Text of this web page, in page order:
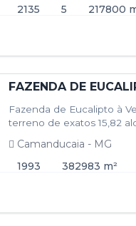
2135 5 217800
FAZENDA DE
Fazenda de Eucalipto à
terreno de exatos 15,82
Camanducaia - MG
1993
382983 m²